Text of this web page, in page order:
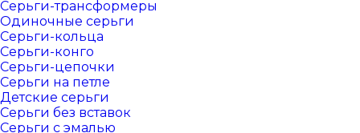
Серьги-трансформеры
Одиночные серьги
Серьги-кольца
Серьги-конго
Серьги-цепочки
Серьги на петле
Детские серьги
Серьги без вставок
Серьги с эмалью